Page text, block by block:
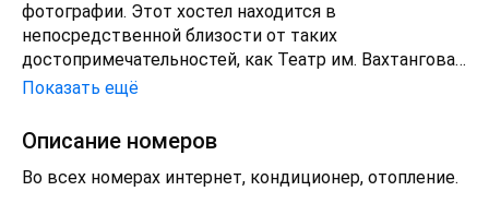
фотографии. Этот хостел находится в
непосредственной близости от таких
достопримечательностей, как Театр им. Вахтангова
и Парк искусств "Музеон".
Почувствуйте себя как дома в одном из 4 номеров с
кондиционером и другими удобствами. Бесплатный
беспроводной интернет позволит вам всегда
Показать ещё
Описание номеров
Во всех номерах интернет, кондиционер, отопление.